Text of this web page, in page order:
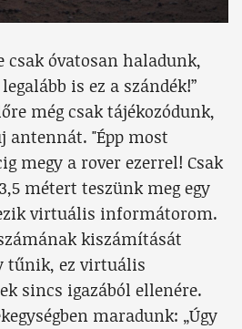
csak óvatosan haladunk,
is ez a szándék!”
még csak tájékozódunk,
antennát. "Épp most
megy a rover ezerrel! Csak
métert teszünk meg egy
virtuális informátorom.
kiszámítását
tűnik, ez virtuális
sincs igazából ellenére.
maradunk: „Úgy